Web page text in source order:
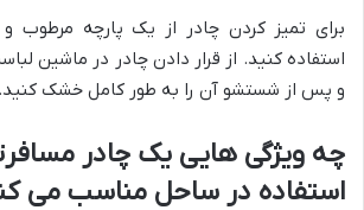
برای تمیز کردن چادر از یک پارچه مرطوب و
استفاده کنید. از قرار دادن چادر در ماشین
و پس از شستشو آن را به طور کامل خشک کنید.
چه ویژگی هایی یک چادر
استفاده در ساحل مناسب می